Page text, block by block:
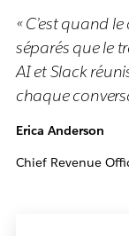
« C’est quand
séparés que le
AI et Slack
chaque
Erica Anderson
Chief Revenue